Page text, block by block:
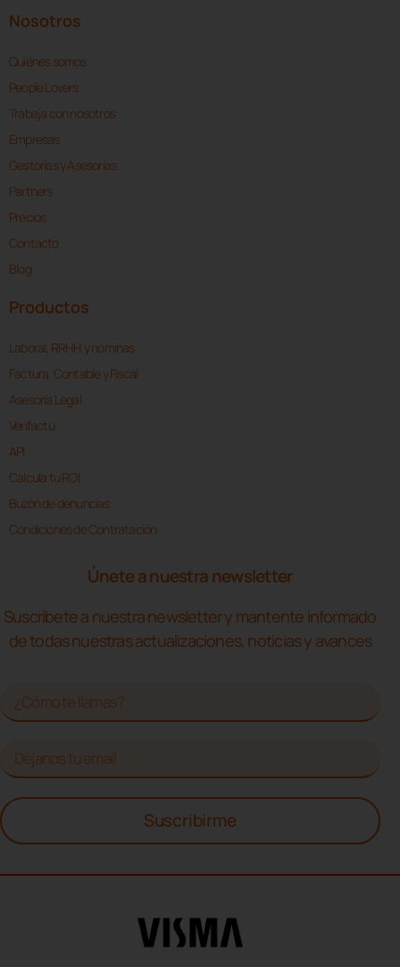
Nosotros
Quiénes somos
People Lovers
Trabaja con nosotros
Empresas
Gestorías y Asesorías
Partners
Precios
Contacto
Blog
Productos
Laboral, RRHH y nóminas
Factura, Contable y Fiscal
Asesoría Legal
Verifactu
API
Calcula tu ROI
Buzón de denuncias
Condiciones de Contratación
Únete a nuestra newsletter
Suscríbete a nuestra newsletter y mantente informado
de todas nuestras actualizaciones, noticias y avances
Suscribirme